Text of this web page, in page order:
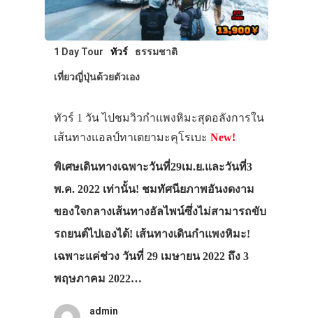
1 Day Tour ทัวร์ ธรรมชาติ
เที่ยวญี่ปุ่นด้วยตัวเอง
ทัวร์ 1 วัน ไปชมวิวกำแพงหิมะสุดอลังการใน
เส้นทางแอลป์ทาเตยามะคุโรเบะ New!
พิเศษเดินทางเฉพาะวันที่29เม.ย.และวันที่3
พ.ค. 2022 เท่านั้น! ชมทัศนียภาพอันงดงาม
ของใจกลางเส้นทางอัลไพน์ซึ่งไม่สามารถขับ
รถยนต์ไปเองได้! เส้นทางเดินกำแพงหิมะ!
เฉพาะแค่ช่วง วันที่ 29 เมษายน 2022 ถึง 3
พฤษภาคม 2022…
admin